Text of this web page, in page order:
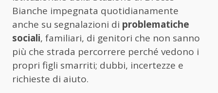
Bianche impegnata quotidianamente
anche su segnalazioni di problematiche
sociali, familiari, di genitori che non sanno
più che strada percorrere perché vedono i
propri figli smarriti; dubbi, incertezze e
richieste di aiuto.